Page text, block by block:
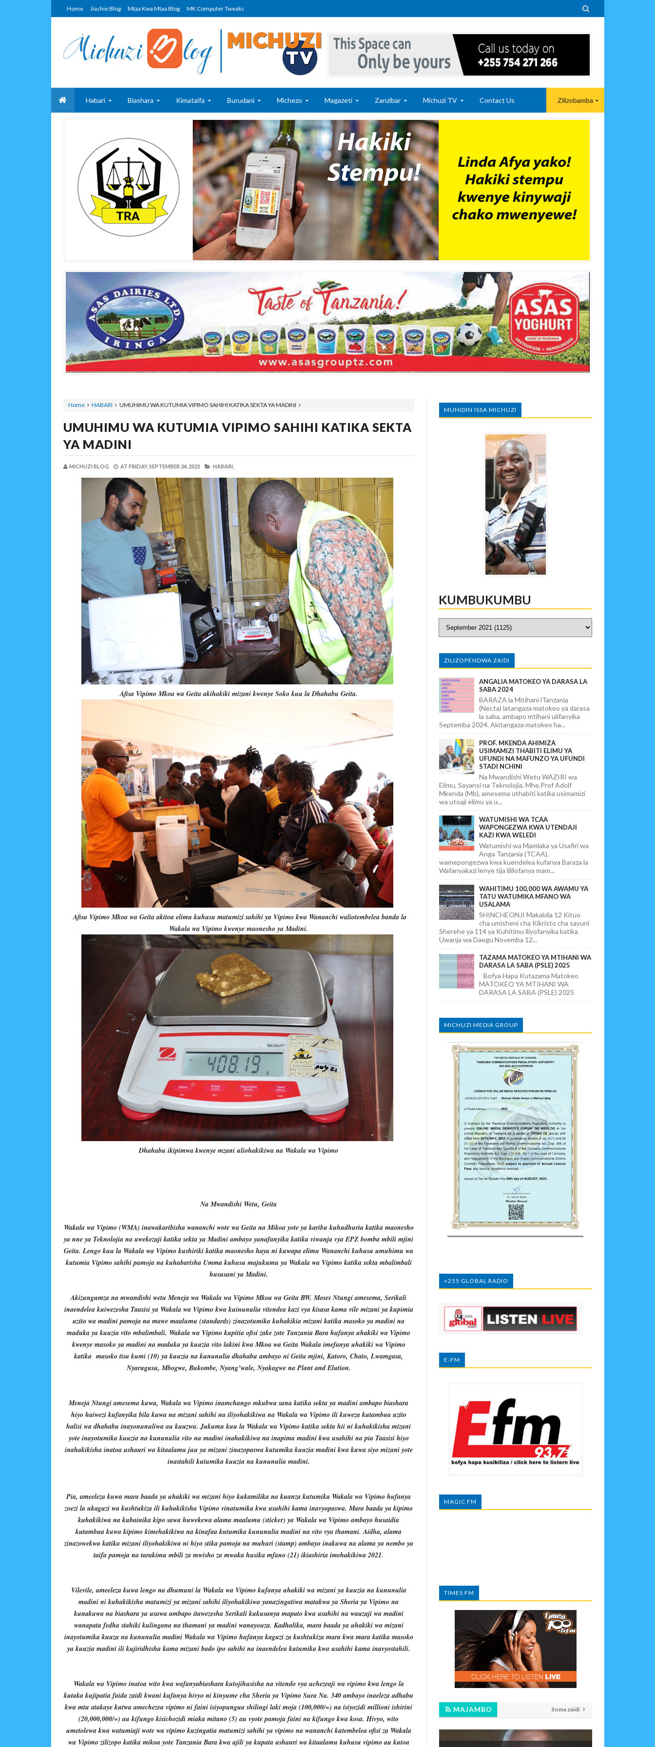
Home Jiachie Blog Mtaa Kwa Mtaa Blog MK Computer Tweaks 
Habari Biashara Kimataifa Burudani Michezo Magazeti Zanzibar Michuzi TV Contact Us Zilizobamba
Home HABARI UMUHIMU WA KUTUMIA VIPIMO SAHIHI KATIKA SEKTA YA MADINI
UMUHIMU WA KUTUMIA VIPIMO SAHIHI KATIKA SEKTA
YA MADINI
MICHUZI BLOG AT FRIDAY, SEPTEMBER 24, 2021 HABARI,
Afisa Vipimo Mkoa wa Geita akihakiki mizani kwenye Soko kuu la Dhahabu Geita.
Afisa Vipimo Mkoa wa Geita akitoa elimu kuhusu matumizi sahihi ya Vipimo kwa Wananchi waliotembelea banda la
Wakala wa Vipimo kwenye maonesho ya Madini.
Dhahabu ikipimwa kwenye mzani uliohakikiwa na Wakala wa Vipimo
Na Mwandishi Wetu, Geita
Wakala wa Vipimo (WMA) inawakaribisha wananchi wote wa Geita na Mikoa yote ya karibu kuhudhuria katika maonesho
ya nne ya Teknolojia na uwekezaji katika sekta ya Madini ambayo yanafanyika katika viwanja vya EPZ bomba mbili mjini
Geita. Lengo kuu la Wakala wa Vipimo kushiriki katika maonesho haya ni kuwapa elimu Wananchi kuhusu umuhimu wa
kutumia Vipimo sahihi pamoja na kuhabarisha Umma kuhusu majukumu ya Wakala wa Vipimo katika sekta mbalimbali
hususani ya Madini.
Akizungumza na mwandishi wetu Meneja wa Wakala wa Vipimo Mkoa wa Geita BW. Moses Ntungi amesema, Serikali
inaendelea kuiwezesha Taasisi ya Wakala wa Vipimo kwa kuinunulia vitendea kazi vya kisasa kama vile mizani ya kupimia
uzito wa madini pamoja na mawe maalumu (standards) zinazotumika kuhakikia mizani katika masoko ya madini na
maduka ya kuuzia vito mbalimbali. Wakala wa Vipimo kupitia ofisi zake zote Tanzania Bara hufanya uhakiki wa Vipimo
kwenye masoko ya madini na maduka ya kuuzia vito lakini kwa Mkoa wa Geita Wakala imefanya uhakiki wa Vipimo
katika masoko tisa kumi (10) ya kuuzia na kununulia dhahabu ambayo ni Geita mjini, Katoro, Chato, Lwamgasa,
Nyarugusu, Mbogwe, Bukombe, Nyang’wale, Nyakagwe na Plant and Elution.
Meneja Ntungi amesema kuwa, Wakala wa Vipimo inamchango mkubwa sana katika sekta ya madini ambapo biashara
hiyo haiwezi kufanyika bila kuwa na mizani sahihi na iliyohakikiwa na Wakala wa Vipimo ili kuweza kutambua uzito
halisi wa dhahabu inayonunuliwa au kuuzwa. Jukumu kuu la Wakala wa Vipimo katika sekta hii ni kuhakikisha mizani
yote inayotumika kuuzia na kununulia vito na madini inahakikiwa na inapima madini kwa usahihi na pia Taasisi hiyo
inahakikisha inatoa ushauri wa kitaalamu juu ya mizani zinazopaswa kutumika kuuzia madini kwa kuwa siyo mizani yote
inastahili kutumika kuuzia na kununulia madini.
Pia, ameeleza kuwa mara baada ya uhakiki wa mizani hiyo kukamilika na kuanza kutumika Wakala wa Vipimo hufanya
zoezi la ukaguzi wa kushtukiza ili kuhakikisha Vipimo vinatumika kwa usahihi kama inavyopaswa. Mara baada ya kipimo
kuhakikiwa na kubainika kipo sawa huwekewa alama maalumu (sticker) ya Wakala wa Vipimo ambayo husaidia
kutambua kuwa kipimo kimehakikiwa na kinafaa kutumika kununulia madini na vito vya thamani. Aidha, alama
zinazowekwa katika mizani iliyohakikiwa ni hiyo stika pamoja na muhuri (stamp) ambayo inakuwa na alama ya nembo ya
taifa pamoja na tarakimu mbili za mwisho za mwaka husika mfano (21) ikiashiria imehakikiwa 2021.
Vilevile, ameeleza kuwa lengo na dhumuni la Wakala wa Vipimo kufanya uhakiki wa mizani ya kuuzia na kununulia
madini ni kuhakikisha matumizi ya mizani sahihi iliyohakikiwa yanazingatiwa matakwa ya Sheria ya Vipimo na
kunakuwa na biashara ya usawa ambapo itawezesha Serikali kukusanya mapato kwa usahihi na wauzaji wa madini
wanapata fedha stahiki kulingana na thamani ya madini wanayouza. Kadhalika, mara baada ya uhakiki wa mizani
inayotumika kuuza na kununulia madini Wakala wa Vipimo hufanya kaguzi za kushtukiza mara kwa mara katika masoko
ya kuuzia madini ili kujiridhisha kama mizani bado ipo sahihi na inaendelea kutumika kwa usahihi kama inavyostahili.
Wakala wa Vipimo inatoa wito kwa wafanyabiashara kutojihusisha na vitendo vya uchezeaji wa vipimo kwa lengo la
kutaka kujipatia faida zaidi kwani kufanya hivyo ni kinyume cha Sheria ya Vipimo Sura Na. 340 ambayo inaeleza adhabu
kwa mtu atakaye kutwa amechezea vipimo ni faini isiyopungua shilingi laki moja (100,000/=) na isiyozidi millioni ishirini
(20,000,000/=) au kifungo kisichozidi miaka mitano (5) au vyote pamoja faini na kifungo kwa kosa. Hivyo, wito
umetolewa kwa watumiaji wote wa vipimo kuzingatia matumizi sahihi ya vipimo na wananchi kutembelea ofisi za Wakala
wa Vipimo zilizopo katika mikoa yote Tanzania Bara kwa ajili ya kupata ushauri wa kitaalamu kuhusu vipimo au kutoa
MUHIDIN ISSA MICHUZI
KUMBUKUMBU
ZILIZOPENDWA ZAIDI
ANGALIA MATOKEO YA DARASA LA
SABA 2024
BARAZA la Mitihani lTanzania
(Necta) latangaza matokeo ya darasa
la saba, ambapo mtihani ulifanyika
Septemba 2024. Akitangaza matokeo ha...
PROF. MKENDA AHIMIZA
USIMAMIZI THABITI ELIMU YA
UFUNDI NA MAFUNZO YA UFUNDI
STADI NCHINI
Na Mwandishi Wetu WAZIRI wa
Elimu, Sayansi na Teknolojia, Mhe.Prof Adolf
Mkenda (Mb), amesema uthabiti katika usimamizi
wa utoaji elimu ya u...
WATUMISHI WA TCAA
WAPONGEZWA KWA UTENDAJI
KAZI KWA WELEDI
Watumishi wa Mamlaka ya Usafiri wa
Anga Tanzania (TCAA),
wamepongezwa kwa kuendelea kufanya Baraza la
Wafanyakazi lenye tija lililofanya mam...
WAHITIMU 100,000 WA AWAMU YA
TATU WATUMIKA MFANO WA
USALAMA
SHINCHEONJI Makabila 12 Kituo
cha umisheni cha Kikristo cha sayuni
Sherehe ya 114 ya Kuhitimu iliyofanyika katika
Uwanja wa Daegu Novemba 12...
TAZAMA MATOKEO YA MTIHANI WA
DARASA LA SABA (PSLE) 2025
Bofya Hapa Kutazama Matokeo
MATOKEO YA MTIHANI WA
DARASA LA SABA (PSLE) 2025
MICHUZI MEDIA GROUP
+255 GLOBAL RADIO
E-FM
MAGIC FM
TIMES FM
MAJAMBO Soma zaidi